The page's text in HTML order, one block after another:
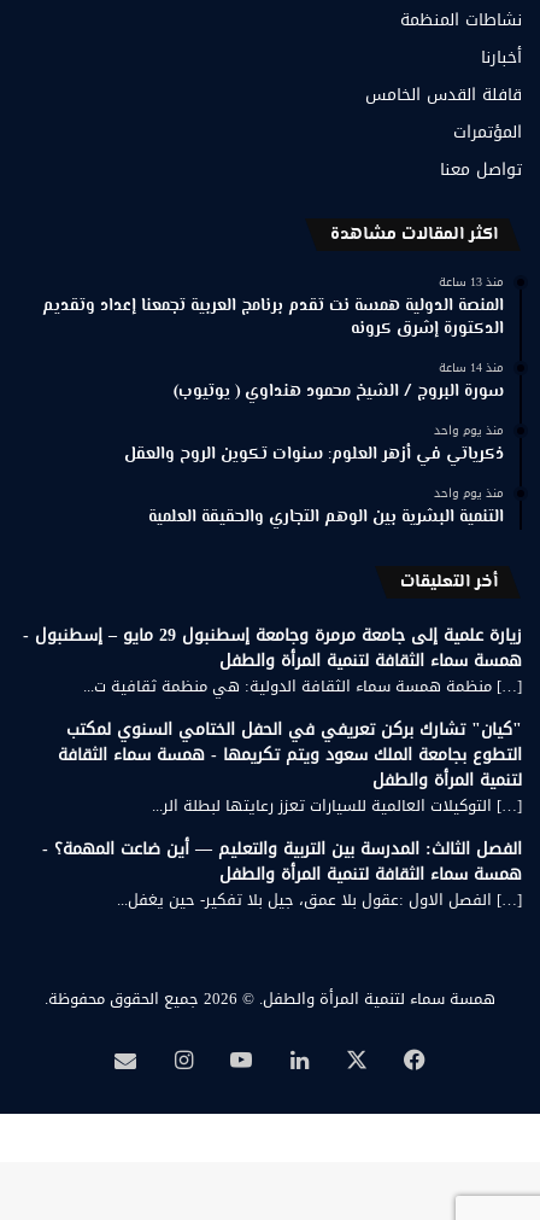
نشاطات المنظمة
أخبارنا
قافلة القدس الخامس
المؤتمرات
تواصل معنا
اكثر المقالات مشاهدة
منذ 13 ساعة
المنصة الدولية همسة نت تقدم برنامج العربية تجمعنا إعداد وتقديم
الدكتورة إشرق كرونه
منذ 14 ساعة
سورة البروج / الشيخ محمود هنداوي ( يوتيوب)
منذ يوم واحد
ذكرياتي في أزهر العلوم: سنوات تكوين الروح والعقل
منذ يوم واحد
التنمية البشرية بين الوهم التجاري والحقيقة العلمية
أخر التعليقات
زيارة علمية إلى جامعة مرمرة وجامعة إسطنبول 29 مايو – إسطنبول -
همسة سماء الثقافة لتنمية المرأة والطفل
[…] منظمة همسة سماء الثقافة الدولية: هي منظمة ثقافية ت...
"كيان" تشارك بركن تعريفي في الحفل الختامي السنوي لمكتب
التطوع بجامعة الملك سعود ويتم تكريمها - همسة سماء الثقافة
لتنمية المرأة والطفل
[…] التوكيلات العالمية للسيارات تعزز رعايتها لبطلة الر...
الفصل الثالث: المدرسة بين التربية والتعليم — أين ضاعت المهمة؟ -
همسة سماء الثقافة لتنمية المرأة والطفل
[…] الفصل الاول :عقول بلا عمق، جيل بلا تفكير- حين يغفل...
همسة سماء لتنمية المرأة والطفل. © 2026 جميع الحقوق محفوظة.
فيسبوك لينكدإن‫YouTubeانستقرامبريد
همسة